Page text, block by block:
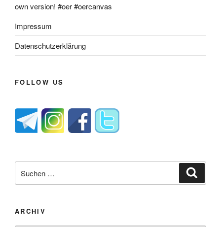
own version! #oer #oercanvas
Impressum
Datenschutzerklärung
FOLLOW US
nach:
ARCHIV